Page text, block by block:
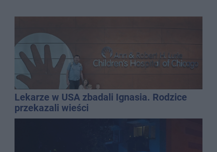
Lekarze w USA zbadali Ignasia. Rodzice
przekazali wieści